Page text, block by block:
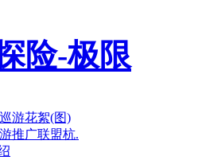
险-极限
游花絮(图)
推广联盟杭.